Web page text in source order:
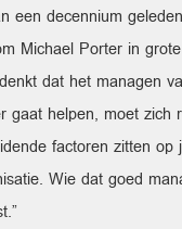
een decennium
Michael Porter in
dat het managen
gaat helpen, moet zich
factoren zitten
Wie dat goed